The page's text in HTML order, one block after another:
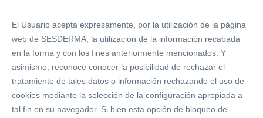
El Usuario acepta expresamente, por la utilización de la página
web de SESDERMA, la utilización de la información recabada
en la forma y con los fines anteriormente mencionados. Y
asimismo, reconoce conocer la posibilidad de rechazar el
tratamiento de tales datos o información rechazando el uso de
cookies mediante la selección de la configuración apropiada a
tal fin en su navegador. Si bien esta opción de bloqueo de